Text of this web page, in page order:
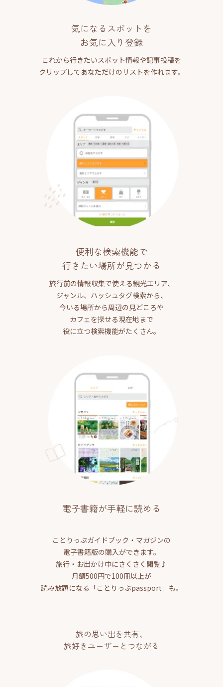
気になるスポットを
お気に入り登録
これから行きたいスポット情報や記事投稿を
クリップしてあなただけのリストを作れます。
便利な検索機能で
行きたい場所が見つかる
旅行前の情報収集で使える観光エリア、
ジャンル、ハッシュタグ検索から、
今いる場所から周辺の見どころや
カフェを探せる現在地まで
役に立つ検索機能がたくさん。
電子書籍が手軽に読める
ことりっぷガイドブック・マガジンの
電子書籍版の購入ができます。
旅行・お出かけ中にさくさく閲覧♪
月額500円で100冊以上が
読み放題になる「ことりっぷpassport」も。
旅の思い出を共有、
旅好きユーザーとつながる